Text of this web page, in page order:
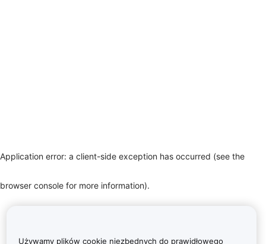
Application error: a client-side exception has occurred (see the
browser console for more information).
Używamy plików cookie niezbędnych do prawidłowego